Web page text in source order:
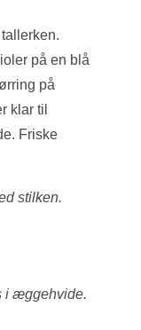
stilken.
i æggehvide.